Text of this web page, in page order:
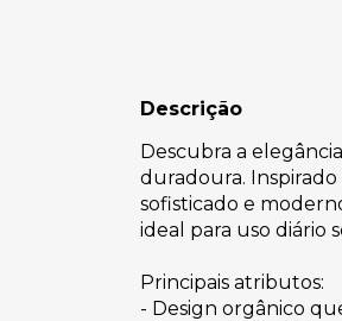
Descrição
Descubra a
duradoura.
sofisticado e
ideal para uso diário
Principais atributos:
- Design orgânico